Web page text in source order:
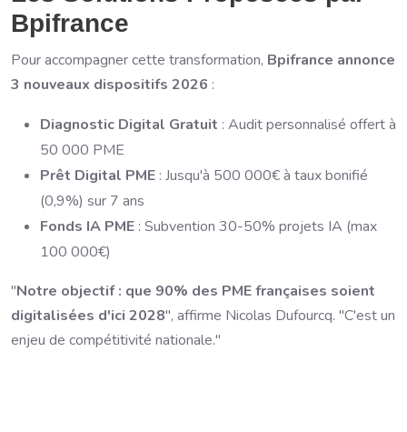
Bpifrance
Pour accompagner cette transformation, Bpifrance annonce
3 nouveaux dispositifs 2026 :
Diagnostic Digital Gratuit : Audit personnalisé offert à
50 000 PME
Prêt Digital PME : Jusqu'à 500 000€ à taux bonifié
(0,9%) sur 7 ans
Fonds IA PME : Subvention 30-50% projets IA (max
100 000€)
"Notre objectif : que 90% des PME françaises soient
digitalisées d'ici 2028", affirme Nicolas Dufourcq. "C'est un
enjeu de compétitivité nationale."